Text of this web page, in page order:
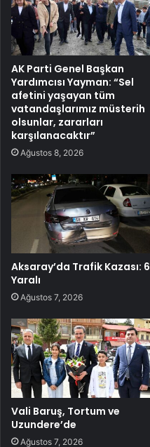
AK Parti Genel Başkan
Yardımcısı Yayman: “Sel
afetini yaşayan tüm
vatandaşlarımız müsterih
olsunlar, zararları
karşılanacaktır”
Ağustos 8, 2026
Aksaray’da Trafik Kazası: 6
Yaralı
Ağustos 7, 2026
Vali Baruş, Tortum ve
Uzundere’de
Ağustos 7, 2026